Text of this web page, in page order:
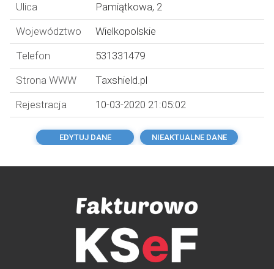
Ulica
Pamiątkowa, 2
Województwo
Wielkopolskie
Telefon
531331479
Strona WWW
Taxshield.pl
Rejestracja
10-03-2020 21:05:02
EDYTUJ DANE NIEAKTUALNE DANE